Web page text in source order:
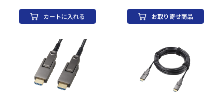
（ディスプレイやテレビ側のコネクタには
「Display」の文字が印刷されています。
逆向きに接続すると使用できません。
（ディスプレイやテレビ側のコネクタには
「Display」の文字が印刷されています。
逆向きに接続すると使用できません。
カートに入れる
線材規格（UL）：non UL 対応解像度：
4K/60Hz・30Hz、FullHD 帯域：18Gbps
ケーブル外径：4.5mm 種類：HDMI 規格
（HDMI）：あり コネクタ（HDMI）：
マイクロHDMI（タイプD） 変換アダプ
タ/マイクロHDMI（タイプD）→タイプA
重量：約610g HDR：対応 ARC：対応
HEC：対応 HDCP2.2：対応 3Dvideo：対
応 付属品：給電用USBケーブル×1、コネ
お取り寄せ商品